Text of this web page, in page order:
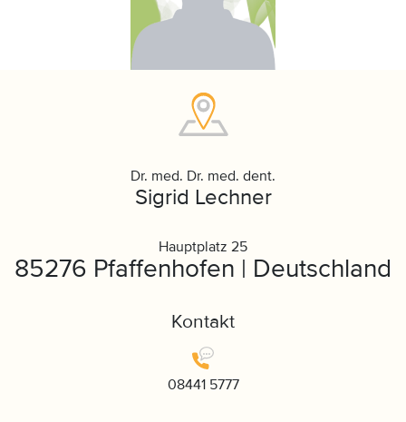
Dr. med. Dr. med. dent.
Sigrid Lechner
Hauptplatz 25
85276 Pfaffenhofen | Deutschland
Kontakt
08441 5777